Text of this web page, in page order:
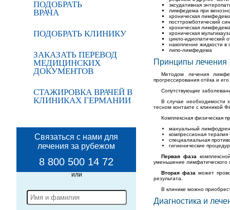
ПОДОБРАТЬ
ВРАЧА
ПОДОБРАТЬ КЛИНИКУ
ЗАКАЗАТЬ ПЕРЕВОД
МЕДИЦИНСКИХ
ДОКУМЕНТОВ
СТАЖИРОВКА ВРАЧЕЙ В
КЛИНИКАХ ГЕРМАНИИ
Связаться с нами для
лечения за рубежом
8 800 500 14 72
эксудативная
лимфедема при
хроническая
посттромботический
хроническая
хроническая
цикло-идиопатический
накопление жидкости
липо-лимфедема
Принципы лечения
Методом лечения
прогрессирования отёка и
Сопутствующие
В случае необходимости
тесном контакте с клиникой
Комплексная физическая
мануальный
компрессионая
специалиальная
гигиенические
Первая фаза
уменьшение лимфатического
Вторая фаза может
результата.
В клинике можно
Диагностика и